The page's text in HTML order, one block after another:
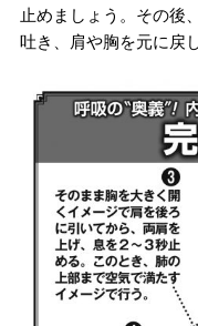
止めましょう。その後
吐き、肩や胸を元に戻